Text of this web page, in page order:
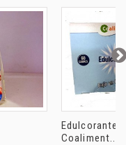
Edulcorante
Coaliment...